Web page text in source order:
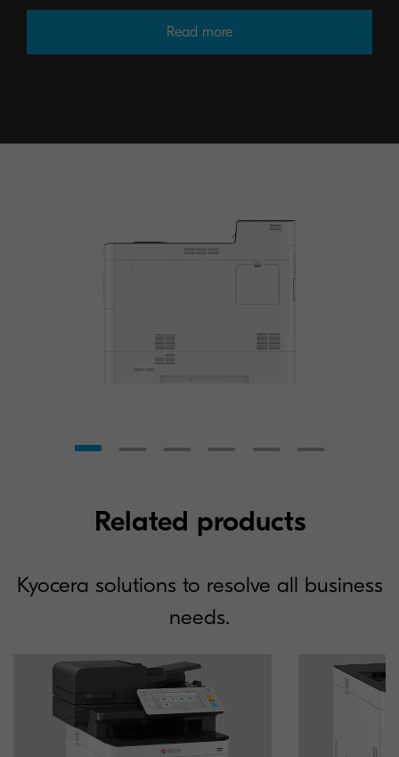
Read more
Related products
Kyocera solutions to resolve all business
needs.